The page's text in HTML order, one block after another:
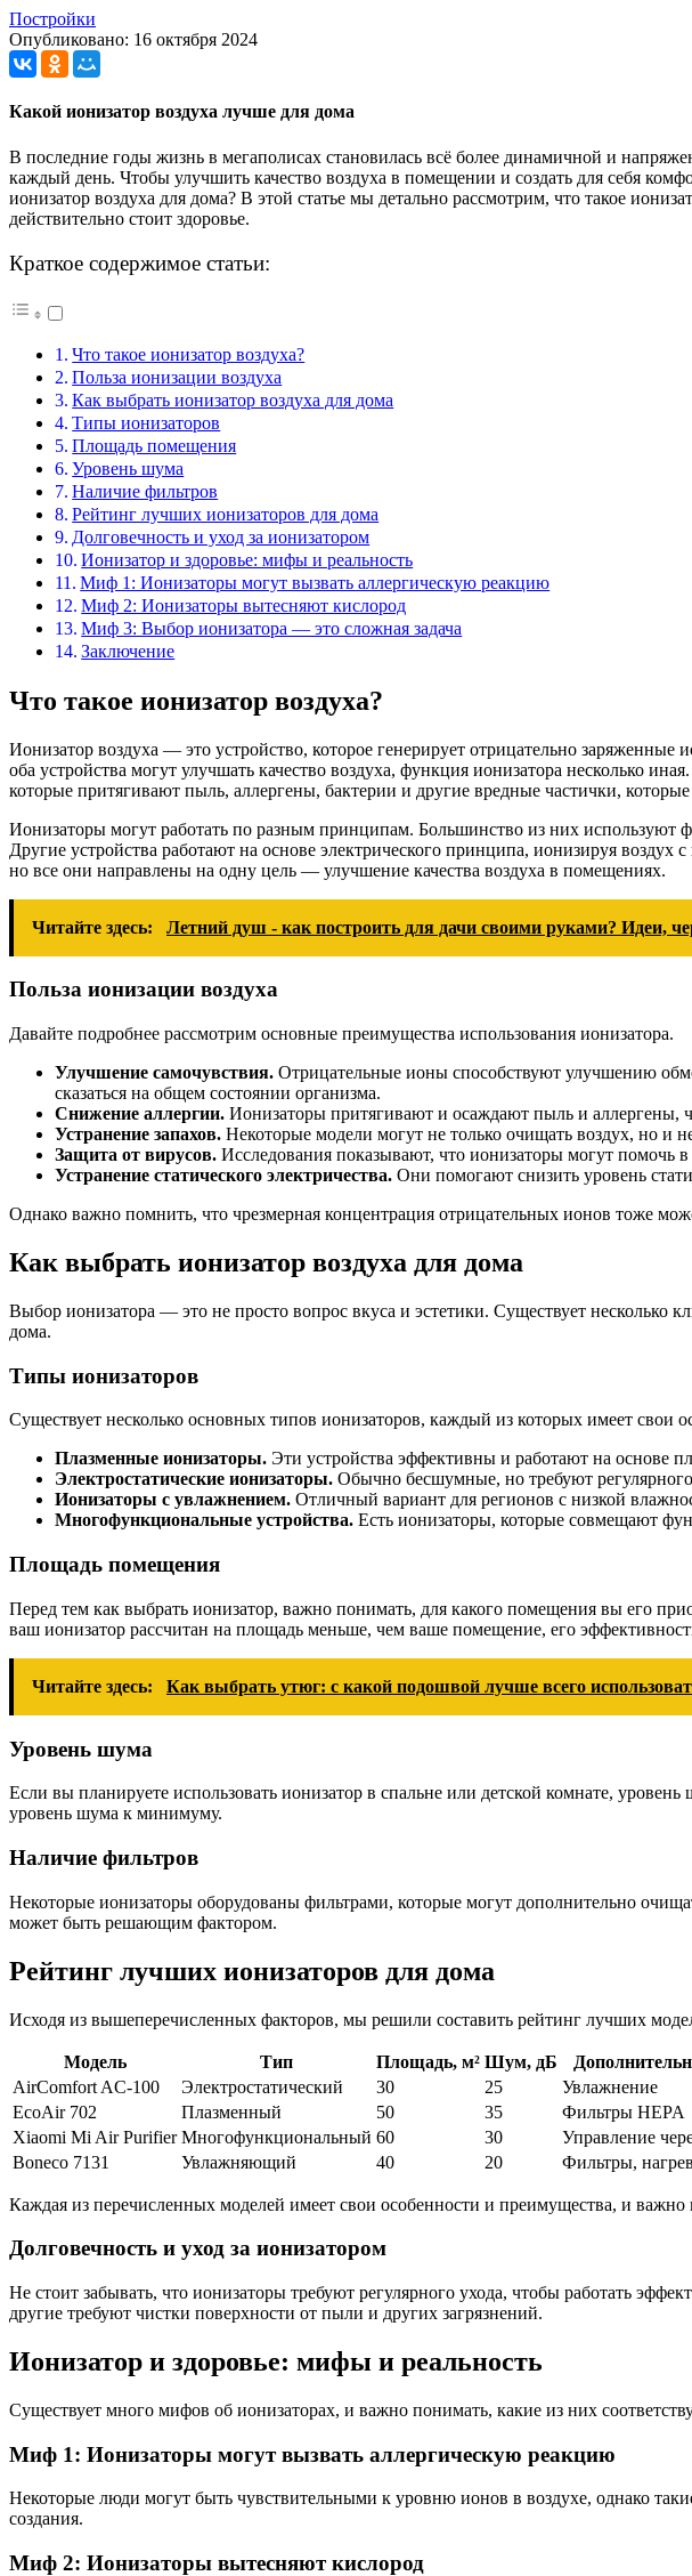
Постройки
Опубликовано: 16 октября 2024
Какой ионизатор воздуха лучше для дома
В последние годы жизнь в мегаполисах становилась всё более динамичной и
каждый день. Чтобы улучшить качество воздуха в помещении и создать для себя
ионизатор воздуха для дома? В этой статье мы детально рассмотрим, что такое
действительно стоит здоровье.
Краткое содержимое статьи:
Что такое ионизатор воздуха?
Польза ионизации воздуха
Как выбрать ионизатор воздуха для дома
Типы ионизаторов
Площадь помещения
Уровень шума
Наличие фильтров
Рейтинг лучших ионизаторов для дома
Долговечность и уход за ионизатором
Ионизатор и здоровье: мифы и реальность
Миф 1: Ионизаторы могут вызвать аллергическую реакцию
Миф 2: Ионизаторы вытесняют кислород
Миф 3: Выбор ионизатора — это сложная задача
Заключение
Что такое ионизатор воздуха?
Ионизатор воздуха — это устройство, которое генерирует отрицательно
оба устройства могут улучшать качество воздуха, функция ионизатора несколько
которые притягивают пыль, аллергены, бактерии и другие вредные частички,
Ионизаторы могут работать по разным принципам. Большинство из них
Другие устройства работают на основе электрического принципа, ионизируя
но все они направлены на одну цель — улучшение качества воздуха в помещениях.
Читайте здесь: Летний душ - как построить для дачи своими руками? Идеи,
Польза ионизации воздуха
Давайте подробнее рассмотрим основные преимущества использования ионизатора.
Улучшение самочувствия. Отрицательные ионы способствуют улучшению
сказаться на общем состоянии организма.
Снижение аллергии. Ионизаторы притягивают и осаждают пыль и аллергены,
Устранение запахов. Некоторые модели могут не только очищать воздух, но и
Защита от вирусов. Исследования показывают, что ионизаторы могут помочь
Устранение статического электричества. Они помогают снизить уровень
Однако важно помнить, что чрезмерная концентрация отрицательных ионов тоже
Как выбрать ионизатор воздуха для дома
Выбор ионизатора — это не просто вопрос вкуса и эстетики. Существует несколько
дома.
Типы ионизаторов
Существует несколько основных типов ионизаторов, каждый из которых имеет свои
Плазменные ионизаторы. Эти устройства эффективны и работают на основе
Электростатические ионизаторы. Обычно бесшумные, но требуют
Ионизаторы с увлажнением. Отличный вариант для регионов с низкой
Многофункциональные устройства. Есть ионизаторы, которые совмещают
Площадь помещения
Перед тем как выбрать ионизатор, важно понимать, для какого помещения вы его
ваш ионизатор рассчитан на площадь меньше, чем ваше помещение, его
Читайте здесь: Как выбрать утюг: с какой подошвой лучше всего
Уровень шума
Если вы планируете использовать ионизатор в спальне или детской комнате,
уровень шума к минимуму.
Наличие фильтров
Некоторые ионизаторы оборудованы фильтрами, которые могут дополнительно
может быть решающим фактором.
Рейтинг лучших ионизаторов для дома
Исходя из вышеперечисленных факторов, мы решили составить рейтинг лучших
Модель Тип Площадь, м² Шум, дБ
AirComfort AC-100
Электростатический 30 25
Увлажнение
EcoAir 702
Плазменный 50 35
Фильтры HEPA
Xiaomi Mi Air Purifier Многофункциональный 60 30
Управление
Boneco 7131
Увлажняющий 40 20 Фильтры, нагрев
Каждая из перечисленных моделей имеет свои особенности и преимущества, и
Долговечность и уход за ионизатором
Не стоит забывать, что ионизаторы требуют регулярного ухода, чтобы работать
другие требуют чистки поверхности от пыли и других загрязнений.
Ионизатор и здоровье: мифы и реальность
Существует много мифов об ионизаторах, и важно понимать, какие из них
Миф 1: Ионизаторы могут вызвать аллергическую реакцию
Некоторые люди могут быть чувствительными к уровню ионов в воздухе, однако
создания.
Миф 2: Ионизаторы вытесняют кислород